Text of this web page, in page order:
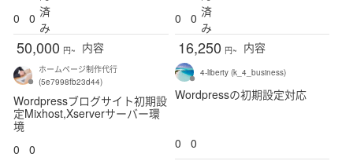
済
み
0
0
50,000 円~ 内容
済
み
0 0
16,250 円~ 内容
ホームページ制作代行
(5e7998fb23d44)
Wordpressブログサイト初期設
定Mixhost,Xserverサーバー環
境
0
0
4-liberty (k_4_business)
Wordpressの初期設定対応
0 0